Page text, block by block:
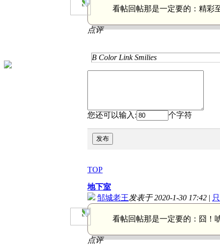
看帖回帖那是一定要的： 精彩
点评
B Color Link Smilies
您还可以输入: 个字符
发布
TOP
地下室
邹城老王发表于 2020-1-30 17:42 |
看帖回帖那是一定要的： 囧！
点评